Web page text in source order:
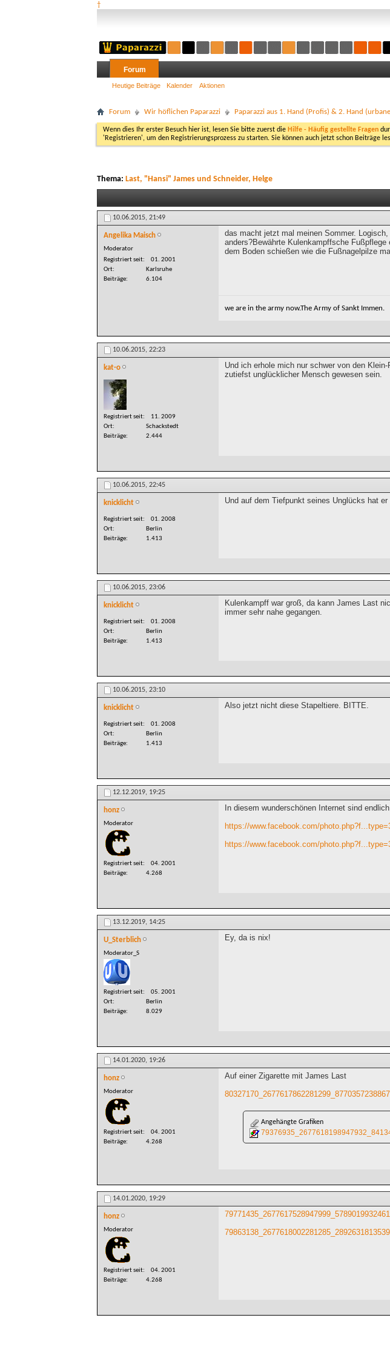
†
Forum
Heutige Beiträge Kalender Aktionen
Forum Wir höflichen Paparazzi Paparazzi aus 1. Hand (Profis) & 2. Hand
Wenn dies Ihr erster Besuch hier ist, lesen Sie bitte zuerst die Hilfe - Häufig gestellte Fragen
'Registrieren', um den Registrierungsprozess zu starten. Sie können auch jetzt schon Beiträge
Thema: Last, "Hansi" James und Schneider, Helge
10.06.2015, 21:49
Angelika Maisch
Moderator
Registriert seit
01. 2001
Ort
Karlsruhe
Beiträge
6.104
das macht jetzt mal meinen Sommer.
anders?Bewährte Kulenkampffsche
dem Boden schießen wie die Fußnagelpilze
we are in the army now.The Army of Sankt Immen.
10.06.2015, 22:23
kat-o
Registriert seit
11. 2009
Ort
Schackstedt
Beiträge
2.444
Und ich erhole mich nur schwer von den
zutiefst unglücklicher Mensch gewesen sein.
10.06.2015, 22:45
knicklicht
Registriert seit
01. 2008
Ort
Berlin
Beiträge
1.413
Und auf dem Tiefpunkt seines Unglücks hat
10.06.2015, 23:06
knicklicht
Registriert seit
01. 2008
Ort
Berlin
Beiträge
1.413
Kulenkampff war groß, da kann James Last
immer sehr nahe gegangen.
10.06.2015, 23:10
knicklicht
Registriert seit
01. 2008
Ort
Berlin
Beiträge
1.413
Also jetzt nicht diese Stapeltiere. BITTE.
12.12.2019, 19:25
honz
Moderator
Registriert seit
04. 2001
Beiträge
4.268
In diesem wunderschönen Internet sind
https://www.facebook.com/
https://www.facebook.com/
13.12.2019, 14:25
U_Sterblich
Moderator_S
Registriert seit
05. 2001
Ort
Berlin
Beiträge
8.029
Ey, da is nix!
14.01.2020, 19:26
honz
Moderator
Registriert seit
04. 2001
Beiträge
4.268
Auf einer Zigarette mit James Last
Angehängte Grafiken
14.01.2020, 19:29
honz
Moderator
Registriert seit
04. 2001
Beiträge
4.268